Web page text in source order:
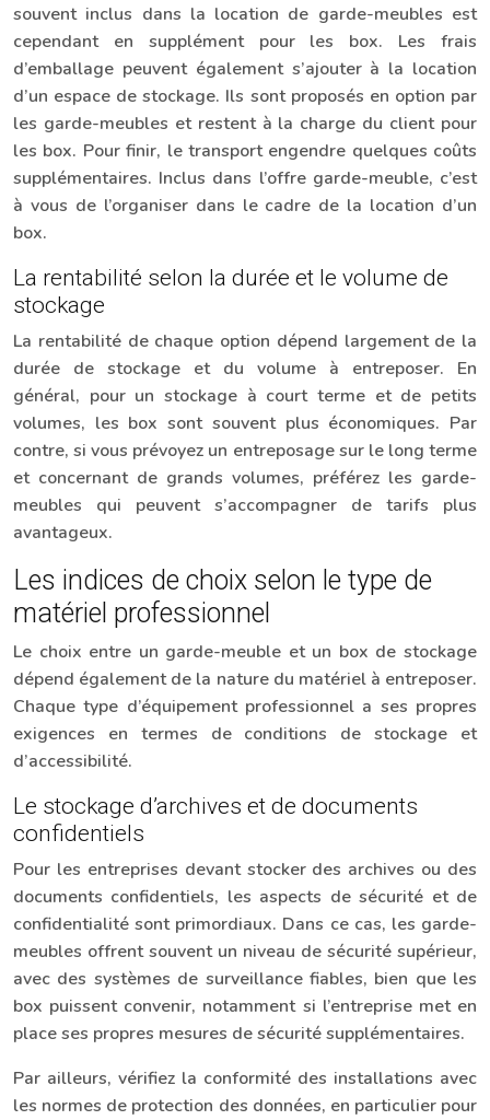
souvent inclus dans la location de garde-meubles est
cependant en supplément pour les box. Les frais
d’emballage peuvent également s’ajouter à la location
d’un espace de stockage. Ils sont proposés en option par
les garde-meubles et restent à la charge du client pour
les box. Pour finir, le transport engendre quelques coûts
supplémentaires. Inclus dans l’offre garde-meuble, c’est
à vous de l’organiser dans le cadre de la location d’un
box.
La rentabilité selon la durée et le volume de
stockage
La rentabilité de chaque option dépend largement de la
durée de stockage et du volume à entreposer. En
général, pour un stockage à court terme et de petits
volumes, les box sont souvent plus économiques. Par
contre, si vous prévoyez un entreposage sur le long terme
et concernant de grands volumes, préférez les garde-
meubles qui peuvent s’accompagner de tarifs plus
avantageux.
Les indices de choix selon le type de
matériel professionnel
Le choix entre un garde-meuble et un box de stockage
dépend également de la nature du matériel à entreposer.
Chaque type d’équipement professionnel a ses propres
exigences en termes de conditions de stockage et
d’accessibilité.
Le stockage d’archives et de documents
confidentiels
Pour les entreprises devant stocker des archives ou des
documents confidentiels, les aspects de sécurité et de
confidentialité sont primordiaux. Dans ce cas, les garde-
meubles offrent souvent un niveau de sécurité supérieur,
avec des systèmes de surveillance fiables, bien que les
box puissent convenir, notamment si l’entreprise met en
place ses propres mesures de sécurité supplémentaires.
Par ailleurs, vérifiez la conformité des installations avec
les normes de protection des données, en particulier pour